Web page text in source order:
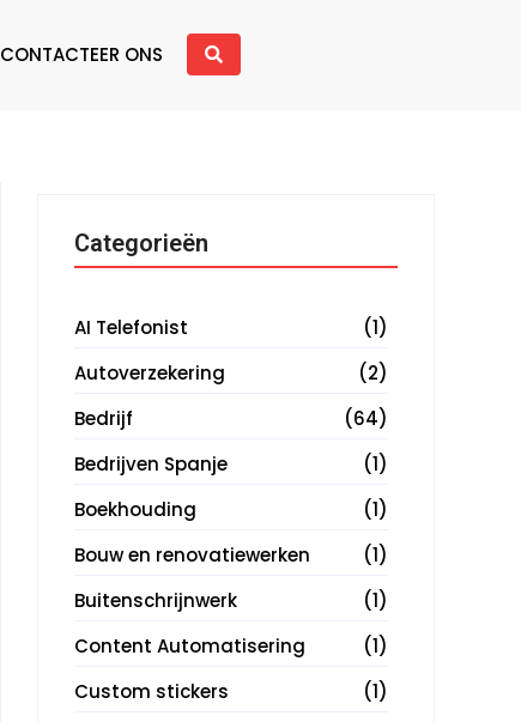
CONTACTEER ONS
Categorieën
AI Telefonist
(1)
Autoverzekering
(2)
Bedrijf
(64)
Bedrijven Spanje
(1)
Boekhouding
(1)
Bouw en renovatiewerken
(1)
Buitenschrijnwerk
(1)
Content Automatisering
(1)
Custom stickers
(1)